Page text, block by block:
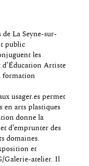
de La Seyne-sur-
public
les
d’Éducation Artiste
formation
usager.es permet
en arts plastiques
donne la
d’emprunter des
domaines.
et
Galerie-atelier. Il